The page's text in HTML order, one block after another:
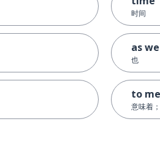
时间
as
也
to
意味着